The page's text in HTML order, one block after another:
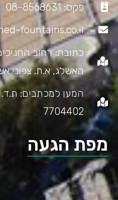
פקס: 08-8568631
fountains.co.il
האשלג, א.ת. צפוני
7704402
מפת הגעה